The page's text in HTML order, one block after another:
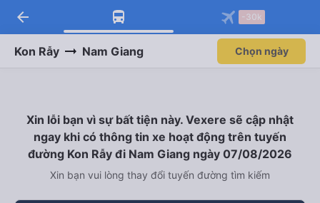
Tải app Vexere ngay!
Nhận ưu đãi thành viên độc
Mở app
Tải app Vexere
-30k/ghế khi đặt vé máy bay qua
Mở app
arrow_back -30k
Kon Rẫy Nam Giang Chọn ngày
Xin lỗi bạn vì sự bất tiện này. Vexere sẽ cập nhật
ngay khi có thông tin xe hoạt động trên tuyến
đường Kon Rẫy đi Nam Giang ngày 07/08/2026
Xin bạn vui lòng thay đổi tuyến đường tìm kiếm